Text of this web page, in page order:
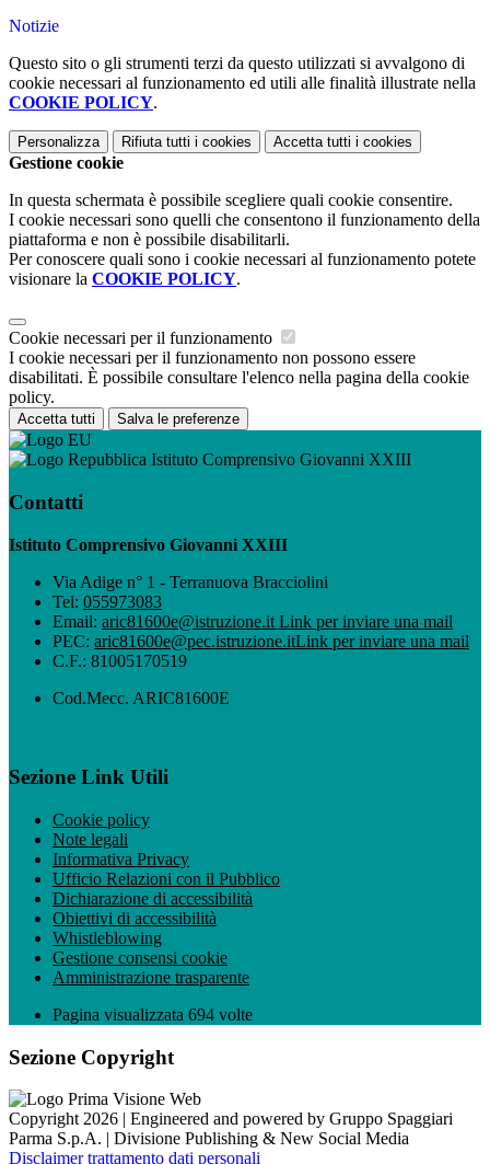
Notizie
Questo sito o gli strumenti terzi da questo utilizzati si avvalgono di
cookie necessari al funzionamento ed utili alle finalità illustrate nella
COOKIE POLICY.
Personalizza Rifiuta tutti i cookies Accetta tutti i cookies
Gestione cookie
In questa schermata è possibile scegliere quali cookie consentire.
I cookie necessari sono quelli che consentono il funzionamento della
piattaforma e non è possibile disabilitarli.
Per conoscere quali sono i cookie necessari al funzionamento potete
visionare la COOKIE POLICY.
Cookie necessari per il funzionamento
I cookie necessari per il funzionamento non possono essere
disabilitati. È possibile consultare l'elenco nella pagina della cookie
policy.
Accetta tutti Salva le preferenze
Istituto Comprensivo Giovanni XXIII
Contatti
Istituto Comprensivo Giovanni XXIII
Via Adige n° 1 - Terranuova Bracciolini
Tel: 055973083
Email: aric81600e@istruzione.it Link per inviare una mail
PEC: aric81600e@pec.istruzione.itLink per inviare una mail
C.F.: 81005170519
Cod.Mecc. ARIC81600E
Sezione Link Utili
Cookie policy
Note legali
Informativa Privacy
Ufficio Relazioni con il Pubblico
Dichiarazione di accessibilità
Obiettivi di accessibilità
Whistleblowing
Gestione consensi cookie
Amministrazione trasparente
Pagina visualizzata 694 volte
Sezione Copyright
Copyright 2026 | Engineered and powered by Gruppo Spaggiari
Parma S.p.A. | Divisione Publishing & New Social Media
Disclaimer trattamento dati personali